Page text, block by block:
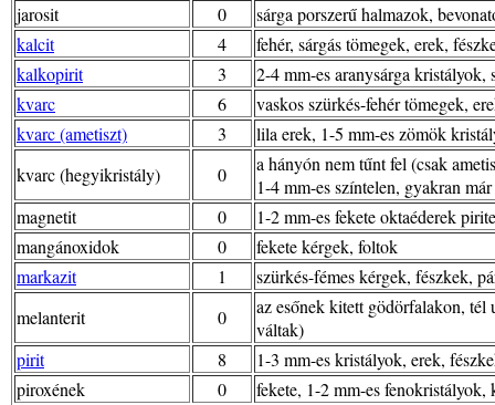
jarosit
0
sárga porszerű halmazok,
kalcit
4
fehér, sárgás tömegek, erek,
kalkopirit
3
2-4 mm-es aranysárga kristályok,
kvarc
6
vaskos szürkés-fehér tömegek,
kvarc (ametiszt)
3
lila erek, 1-5 mm-es zömök
kvarc (hegyikristály)
0
a hányón nem tűnt fel (csak
1-4 mm-es színtelen, gyakran
magnetit
0
1-2 mm-es fekete oktaéderek
mangánoxidok
0
fekete kérgek, foltok
markazit
1
szürkés-fémes kérgek, fészkek,
melanterit
0
az esőnek kitett gödörfalakon,
váltak)
pirit
8
1-3 mm-es kristályok, erek,
piroxének
0
fekete, 1-2 mm-es fenokristályok,